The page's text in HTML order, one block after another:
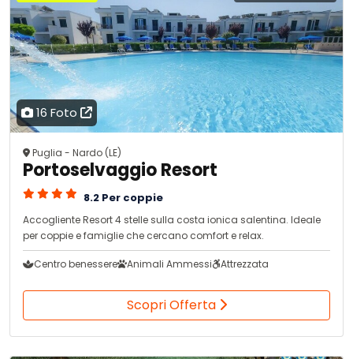
16 Foto
Puglia - Nardo (LE)
Portoselvaggio Resort
8.2 Per coppie
Accogliente Resort 4 stelle sulla costa ionica salentina. Ideale
per coppie e famiglie che cercano comfort e relax.
Centro benessere Animali Ammessi Attrezzata
Scopri Offerta